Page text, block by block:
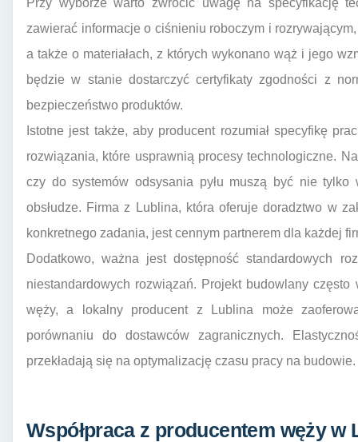
Przy wyborze warto zwrócić uwagę na specyfikację
zawierać informacje o ciśnieniu roboczym i
a także o materiałach, z których wykonano wąż i jego
będzie w stanie dostarczyć certyfikaty zgodności z
bezpieczeństwo produktów.
Istotne jest także, aby producent rozumiał specyfikę
rozwiązania, które usprawnią procesy technologiczne.
czy do systemów odsysania pyłu muszą być nie tylko
obsłudze. Firma z Lublina, która oferuje doradztwo w
konkretnego zadania, jest cennym partnerem dla każdej
Dodatkowo, ważna jest dostępność standardowych
niestandardowych rozwiązań. Projekt budowlany
węży, a lokalny producent z Lublina może
porównaniu do dostawców zagranicznych.
przekładają się na optymalizację czasu pracy na budowie.
Współpraca z producentem węży w